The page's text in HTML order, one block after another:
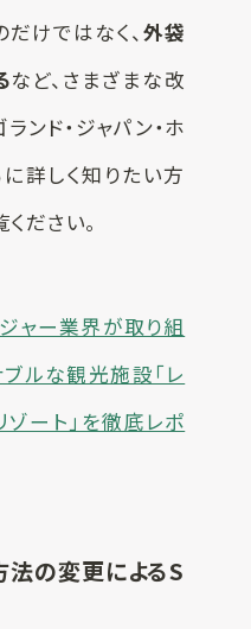
だけではなく、外袋
など、さまざまな改
ンド・ジャパン・ホ
詳しく知りたい方
ださい。
ャー業界が取り組
ルな観光施設「レ
ゾート」を徹底レポ
法の変更によるS